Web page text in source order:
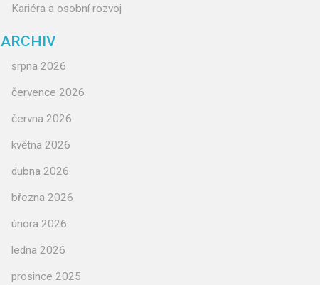
Kariéra a osobní rozvoj
ARCHIV
srpna 2026
července 2026
června 2026
května 2026
dubna 2026
března 2026
února 2026
ledna 2026
prosince 2025